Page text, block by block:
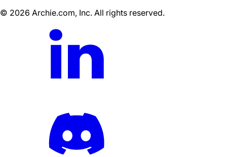
© 2026 Archie.com, Inc. All rights reserved.